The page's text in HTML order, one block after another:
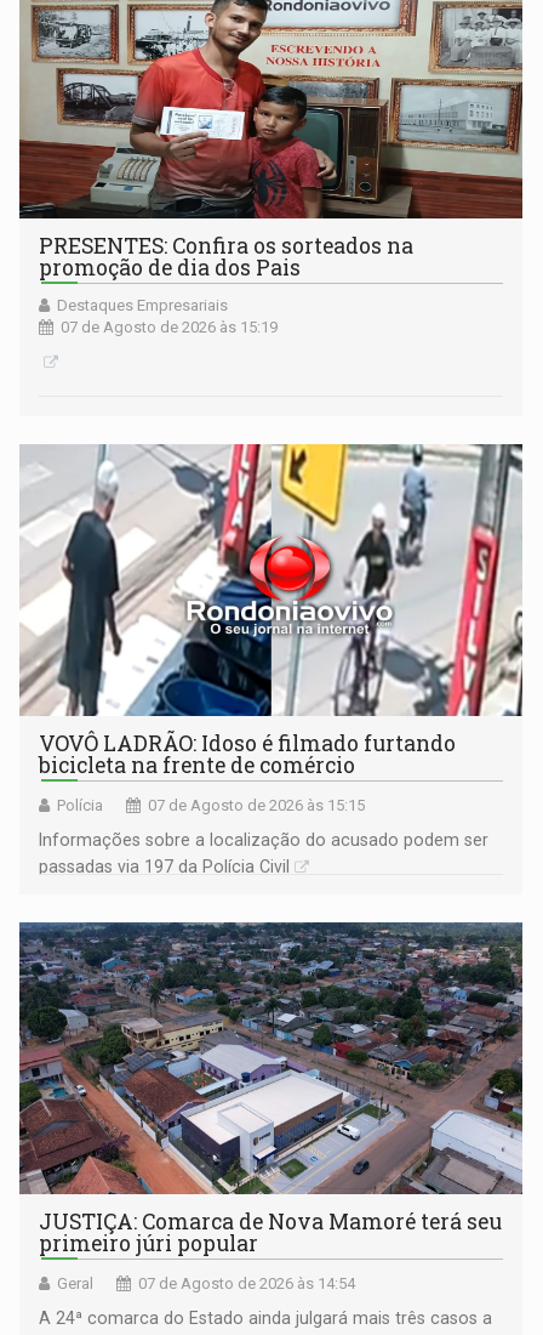
PRESENTES: Confira os sorteados na
promoção de dia dos Pais
Destaques Empresariais
07 de Agosto de 2026 às 15:19
VOVÔ LADRÃO: Idoso é filmado furtando
bicicleta na frente de comércio
Polícia 07 de Agosto de 2026 às 15:15
Informações sobre a localização do acusado podem ser
passadas via 197 da Polícia Civil
JUSTIÇA: Comarca de Nova Mamoré terá seu
primeiro júri popular
Geral 07 de Agosto de 2026 às 14:54
A 24ª comarca do Estado ainda julgará mais três casos a